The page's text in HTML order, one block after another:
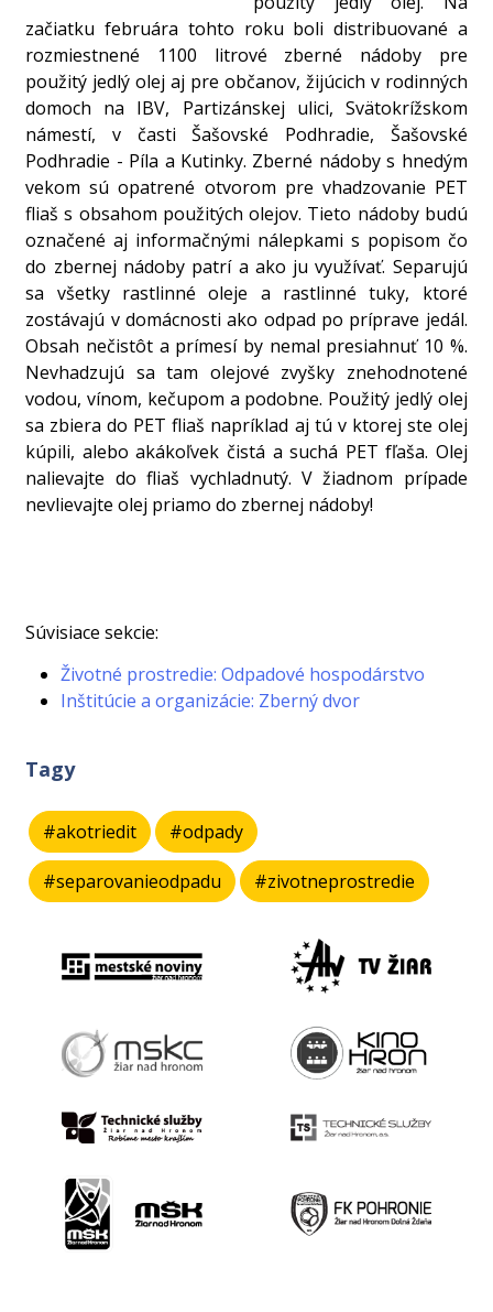
začiatku februára tohto roku boli distribuované a
rozmiestnené 1100 litrové zberné nádoby pre
použitý jedlý olej aj pre občanov, žijúcich v rodinných
domoch na IBV, Partizánskej ulici, Svätokrížskom
námestí, v časti Šašovské Podhradie, Šašovské
Podhradie - Píla a Kutinky. Zberné nádoby s hnedým
vekom sú opatrené otvorom pre vhadzovanie PET
fliaš s obsahom použitých olejov. Tieto nádoby budú
označené aj informačnými nálepkami s popisom čo
do zbernej nádoby patrí a ako ju využívať. Separujú
sa všetky rastlinné oleje a rastlinné tuky, ktoré
zostávajú v domácnosti ako odpad po príprave jedál.
Obsah nečistôt a prímesí by nemal presiahnuť 10 %.
Nevhadzujú sa tam olejové zvyšky znehodnotené
vodou, vínom, kečupom a podobne. Použitý jedlý olej
sa zbiera do PET fliaš napríklad aj tú v ktorej ste olej
kúpili, alebo akákoľvek čistá a suchá PET fľaša. Olej
nalievajte do fliaš vychladnutý. V žiadnom prípade
nevlievajte olej priamo do zbernej nádoby!
Súvisiace sekcie:
Životné prostredie: Odpadové hospodárstvo
Inštitúcie a organizácie: Zberný dvor
Tagy
#akotriedit #odpady
#separovanieodpadu #zivotneprostredie